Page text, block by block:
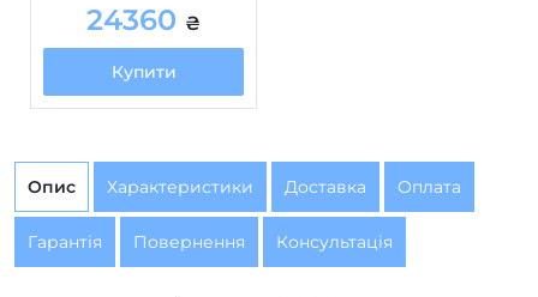
Вбудований тюнер
Звукознімач
24360 ₴
Купити
Опис Характеристики Доставка Оплата
Гарантія Повернення Консультація